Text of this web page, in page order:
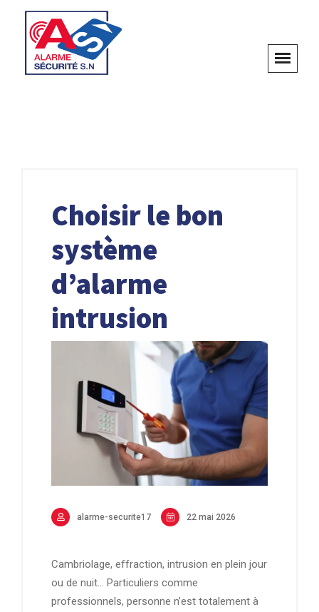
Choisir le bon
système
d’alarme
intrusion
alarme-securite17 22 mai 2026
Cambriolage, effraction, intrusion en plein jour
ou de nuit… Particuliers comme
professionnels, personne n’est totalement à